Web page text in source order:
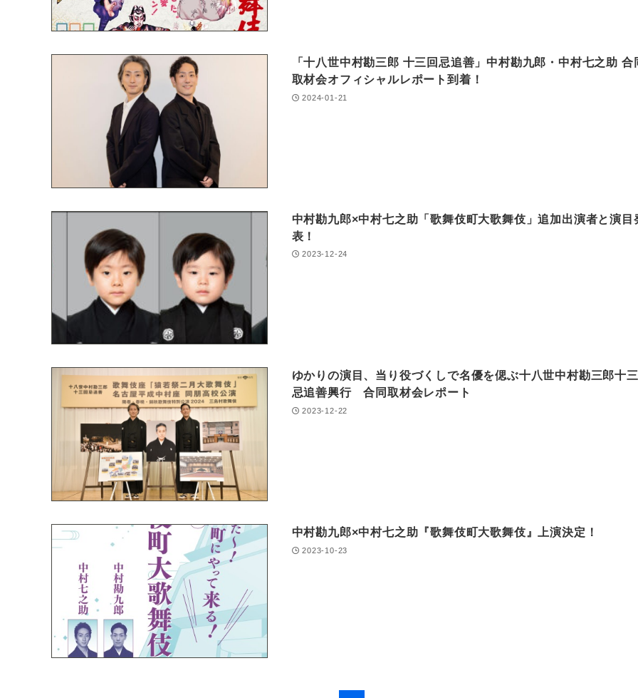
「十八世中村勘三郎 十三回忌追善」中村勘九郎・中村七之助 合
取材会オフィシャルレポート到着！
2024-01-21
中村勘九郎×中村七之助「歌舞伎町大歌舞伎」追加出演者と演目
表！
2023-12-24
ゆかりの演目、当り役づくしで名優を偲ぶ十八世中村勘三郎十
忌追善興行 合同取材会レポート
2023-12-22
中村勘九郎×中村七之助『歌舞伎町大歌舞伎』上演決定！
2023-10-23